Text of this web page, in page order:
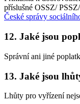
příslušné OSSZ/
České správy
12. Jaké jsou
Správní ani jiné
13. Jaké jsou
Lhůty pro vyřízení